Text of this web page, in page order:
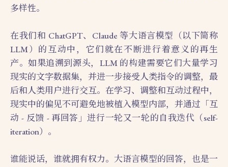
多样性。
在我们和 ChatGPT、Claude 等大语言模型（以下简称
LLM）的互动中，它们就在不断进行着意义的再生
产。如果追溯到源头，LLM 的构建需要它们大量学习
现实的文字数据集，并进一步接受人类指令的调整，最
后和人类用户进行交互。在学习、调整和互动过程中，
现实中的偏见不可避免地被植入模型内部，并通过「互
动 - 反馈 - 再回答」进行一轮又一轮的自我迭代（self-
iteration）。
谁能说话，谁就拥有权力。大语言模型的回答，也是一